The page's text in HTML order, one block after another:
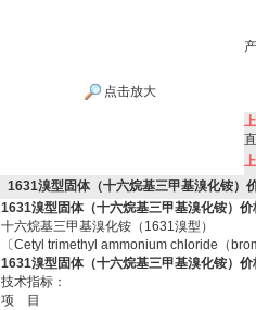
点击放大
1631溴型固体（十六烷基三甲基溴化铵）
1631溴型固体（十六烷基三甲基溴化铵）价
十六烷基三甲基溴化铵（1631溴型）
〔Cetyl trimethyl ammonium chloride（
1631溴型固体（十六烷基三甲基溴化铵）
技术指标：
项 目